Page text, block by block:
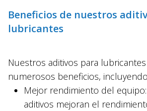
Beneficios de nuestros
lubricantes
Nuestros aditivos para
numerosos beneficios,
Mejor rendimiento del
aditivos mejoran el